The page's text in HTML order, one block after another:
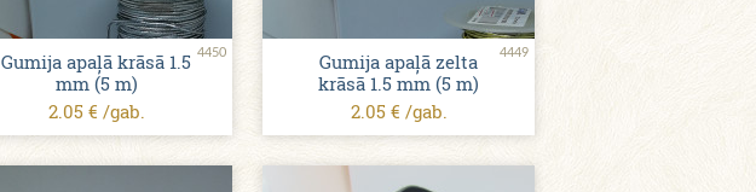
4450
Gumija apaļā krāsā 1.5
mm (5 m)
2.05 € /gab.
4449
Gumija apaļā zelta
krāsā 1.5 mm (5 m)
2.05 € /gab.